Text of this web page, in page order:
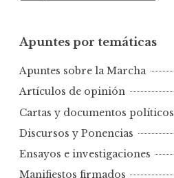
n
e
s
p
r
f
e
Apuntes por temáticas
Apuntes sobre la Marcha
Artículos de opinión
Cartas y documentos políticos
Discursos y Ponencias
Ensayos e investigaciones
Manifiestos firmados